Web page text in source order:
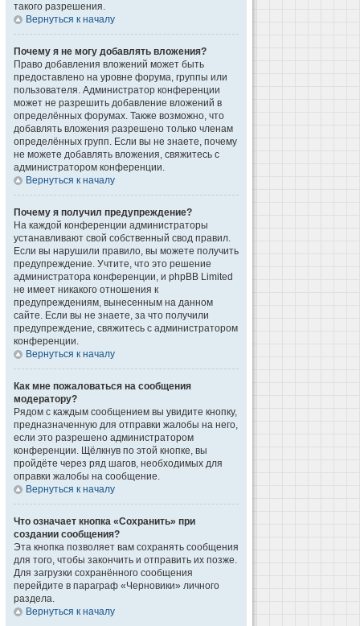
такого разрешения.
Вернуться к началу
Почему я не могу добавлять вложения?
Право добавления вложений может быть
предоставлено на уровне форума, группы или
пользователя. Администратор конференции
может не разрешить добавление вложений в
определённых форумах. Также возможно, что
добавлять вложения разрешено только членам
определённых групп. Если вы не знаете, почему
не можете добавлять вложения, свяжитесь с
администратором конференции.
Вернуться к началу
Почему я получил предупреждение?
На каждой конференции администраторы
устанавливают свой собственный свод правил.
Если вы нарушили правило, вы можете получить
предупреждение. Учтите, что это решение
администратора конференции, и phpBB Limited
не имеет никакого отношения к
предупреждениям, вынесенным на данном
сайте. Если вы не знаете, за что получили
предупреждение, свяжитесь с администратором
конференции.
Вернуться к началу
Как мне пожаловаться на сообщения
модератору?
Рядом с каждым сообщением вы увидите кнопку,
предназначенную для отправки жалобы на него,
если это разрешено администратором
конференции. Щёлкнув по этой кнопке, вы
пройдёте через ряд шагов, необходимых для
оправки жалобы на сообщение.
Вернуться к началу
Что означает кнопка «Сохранить» при
создании сообщения?
Эта кнопка позволяет вам сохранять сообщения
для того, чтобы закончить и отправить их позже.
Для загрузки сохранённого сообщения
перейдите в параграф «Черновики» личного
раздела.
Вернуться к началу